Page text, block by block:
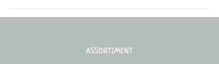
ASSORTIMENT